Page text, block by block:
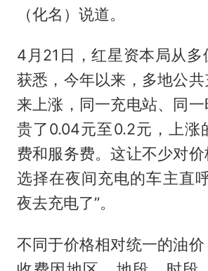
（化名）说道。
4月21日，红星资本局从多
获悉，今年以来，多地公
来上涨，同一充电站、同
贵了0.04元至0.2元，上涨
费和服务费。这让不少对价
选择在夜间充电的车主直
夜去充电了”。
不同于价格相对统一的油